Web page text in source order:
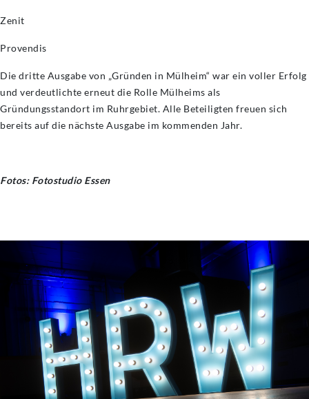
Zenit
Provendis
Die dritte Ausgabe von „Gründen in Mülheim“ war ein voller Erfolg
und verdeutlichte erneut die Rolle Mülheims als
Gründungsstandort im Ruhrgebiet. Alle Beteiligten freuen sich
bereits auf die nächste Ausgabe im kommenden Jahr.
Fotos: Fotostudio Essen